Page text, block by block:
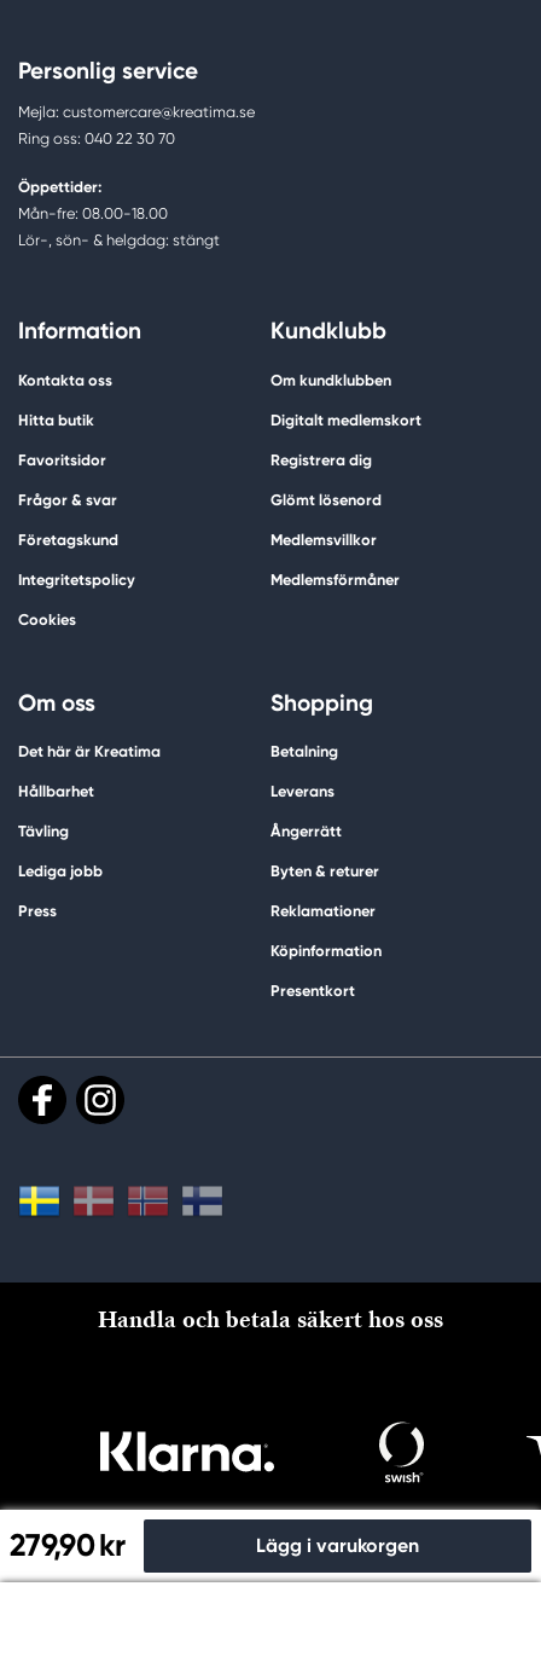
279,90 kr Lägg i varukorgen
Personlig service
Mejla: customercare@kreatima.se
Ring oss: 040 22 30 70
Öppettider:
Mån-fre: 08.00-18.00
Lör-, sön- & helgdag: stängt
Information
Kontakta oss
Hitta butik
Favoritsidor
Frågor & svar
Företagskund
Integritetspolicy
Cookies
Kundklubb
Om kundklubben
Digitalt medlemskort
Registrera dig
Glömt lösenord
Medlemsvillkor
Medlemsförmåner
Om oss
Det här är Kreatima
Hållbarhet
Tävling
Lediga jobb
Press
Shopping
Betalning
Leverans
Ångerrätt
Byten & returer
Reklamationer
Köpinformation
Presentkort
Handla och betala säkert hos oss